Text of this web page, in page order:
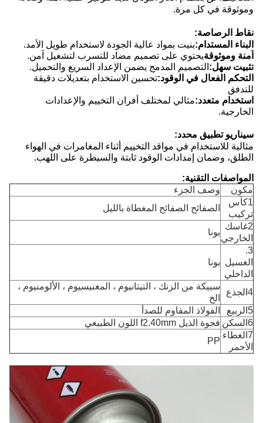
وموثوقة في كل مرة.
نقاط الرصاصة:
البناء المستدام:بنيت بمواد عالية الجودة لاستخدام طويل الأمد.
آمنة وموثوقةيحتوي على تصميم مضاد للتسرب لتشغيل آمن.
تثبيت سهل: التصميم المدمج يضمن الإعداد السريع والتحميل.
التحكم الفعال في الوقود:تحسين الاستخدام بتعديلات دقيقة
للتدفق
استخدام متعدد:مثالي لمختلف أفران التخييم والإعدادات
الخارجية.
سيناريو تطبيق محدد:
مثالية للاستخدام في مواقد التخييم أثناء المغامرات في الهواء
الطلق، وضمان إمدادات الوقود ثابتة والسيطرة على اللهب.
المواصفات التقنية:
مكون
وصف الجزء
1كأس
تركيب
الصفائح الصفائح المغطاة بالليل
2غاسك
الخارجي
بونا
3.
الغسيل
الداخلي
بونا
4الجذع
سبيكة من الزنك ، التيتانيوم ، المغنيسيوم ، الألومنيوم ،
الخ
5الربيع
الفولاذ المقاوم للصدأ
6السكن
فجوة الذيل f2.40mm اللون الطبيعي
7الغطاء
الأحمر
PP